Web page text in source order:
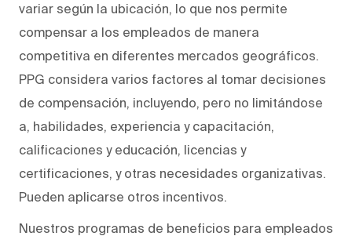
variar según la ubicación, lo que nos permite
compensar a los empleados de manera
competitiva en diferentes mercados geográficos.
PPG considera varios factores al tomar decisiones
de compensación, incluyendo, pero no limitándose
a, habilidades, experiencia y capacitación,
calificaciones y educación, licencias y
certificaciones, y otras necesidades organizativas.
Pueden aplicarse otros incentivos.
Nuestros programas de beneficios para empleados